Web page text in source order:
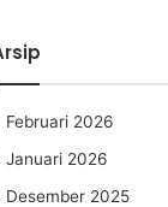
Februari 2026
Januari 2026
Desember 2025